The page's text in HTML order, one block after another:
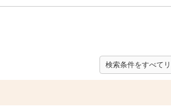
検索条件をすべて